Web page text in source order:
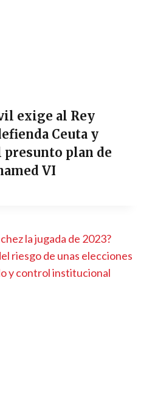
exige al Rey
Ceuta y
plan de
VI